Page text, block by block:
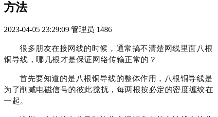
方法
2023-04-05 23:29:09 管理员 1486
很多朋友在接网线的时候，通常搞不清楚网线里面八根
铜导线，哪几根才是保证网络传输正常的？
首先要知道的是八根铜导线的整体作用，八根铜导线是
为了削减电磁信号的彼此搅扰，每两根按必定的密度缠绞在
一起。